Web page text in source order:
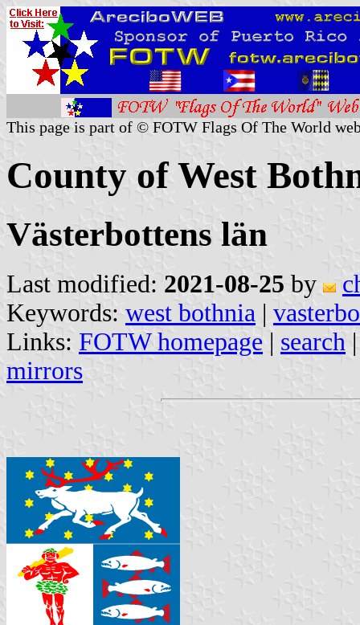
This page is part of © FOTW Flags Of The World
County of West
Västerbottens län
Last modified: 2021-08-25 by
Keywords: west bothnia |
Links: FOTW homepage | search
mirrors